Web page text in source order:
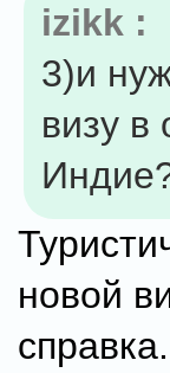
izikk :
3)и
визу в
новой
справка.